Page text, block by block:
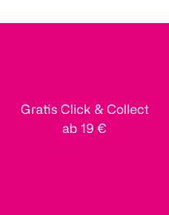
Gratis Click & Collect
ab 19 €